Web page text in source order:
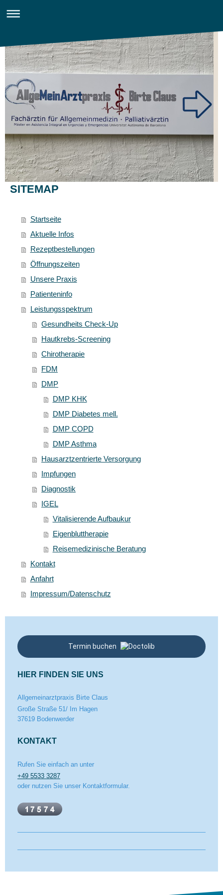
SITEMAP
Startseite
Aktuelle Infos
Rezeptbestellungen
Öffnungszeiten
Unsere Praxis
Patienteninfo
Leistungsspektrum
Gesundheits Check-Up
Hautkrebs-Screening
Chirotherapie
FDM
DMP
DMP KHK
DMP Diabetes mell.
DMP COPD
DMP Asthma
Hausarztzentrierte Versorgung
Impfungen
Diagnostik
IGEL
Vitalisierende Aufbaukur
Eigenbluttherapie
Reisemedizinische Beratung
Kontakt
Anfahrt
Impressum/Datenschutz
Termin buchen
HIER FINDEN SIE UNS
Allgemeinarztpraxis Birte Claus
Große Straße 51/ Im Hagen
37619 Bodenwerder
KONTAKT
Rufen Sie einfach an unter
+49 5533 3287
oder nutzen Sie unser Kontaktformular.